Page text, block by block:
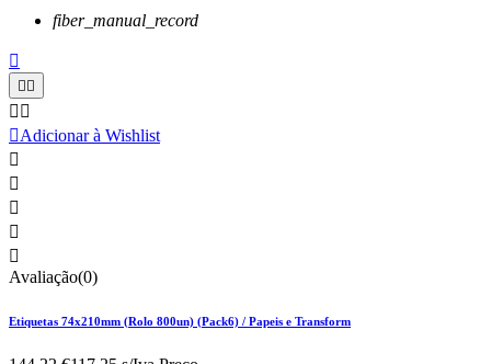
fiber_manual_record


 
Adicionar à Wishlist





Avaliação(0)
Etiquetas 74x210mm (Rolo 800un) (Pack6) / Papeis e Transform